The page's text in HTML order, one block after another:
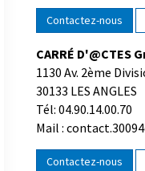
Contactez-nous
CARRÉ D'@CTES
1130 Av. 2ème
30133 LES ANGLES
Tél: 04.90.14.00.70
Mail :
Contactez-nous